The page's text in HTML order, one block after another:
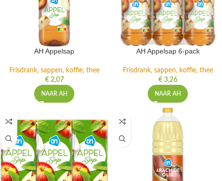
AH Appelsap
Frisdrank, sappen, koffie, thee
€2,07
NAAR AH
AH Appelsap 6-pack
Frisdrank, sappen, koffie, thee
€3,26
NAAR AH